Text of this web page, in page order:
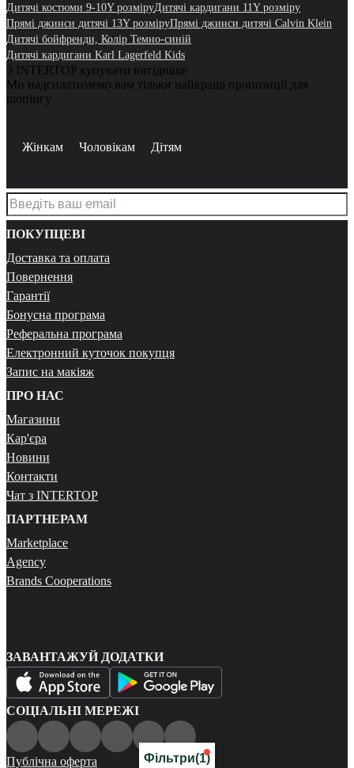
Дитячі костюми 9-10Y розміруДитячі кардигани 11Y розміру
Прямі джинси дитячі 13Y розміруПрямі джинси дитячі Calvin Klein
Дитячі бойфренди, Колір Темно-синій
Дитячі кардигани Karl Lagerfeld Kids
Фільтри(1)
З INTERTOP купувати вигідніше
Ми надсилатимемо вам тільки найкращі пропозиції для
шопінгу
Жінкам Чоловікам Дітям
ПОКУПЦЕВІ
Доставка та оплата
Повернення
Гарантії
Бонусна програма
Реферальна програма
Електронний куточок покупця
Запис на макіяж
ПРО НАС
Магазини
Кар'єра
Новини
Контакти
Чат з INTERTOP
ПАРТНЕРАМ
Marketplace
Agency
Brands Cooperations
ЗАВАНТАЖУЙ ДОДАТКИ
СОЦІАЛЬНІ МЕРЕЖІ
Публічна оферта